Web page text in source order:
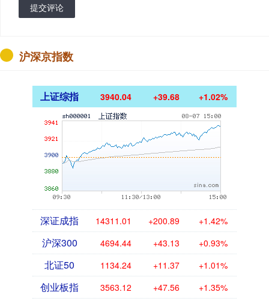
提交评论
沪深京指数
上证综指 3940.04 +39.68 +1.02%
深证成指 14311.01 +200.89 +1.42%
沪深300 4694.44 +43.13 +0.93%
北证50 1134.24 +11.37 +1.01%
创业板指 3563.12 +47.56 +1.35%